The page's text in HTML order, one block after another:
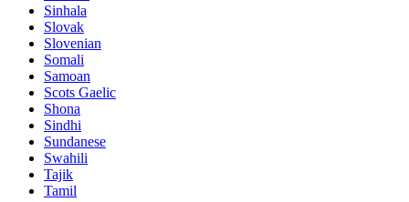
Sinhala
Slovak
Slovenian
Somali
Samoan
Scots Gaelic
Shona
Sindhi
Sundanese
Swahili
Tajik
Tamil